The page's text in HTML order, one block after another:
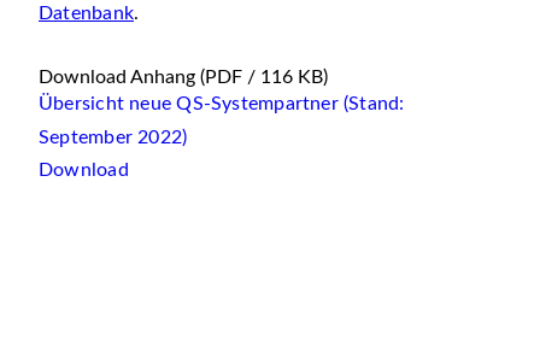
Datenbank.
Download Anhang (PDF / 116 KB)
Übersicht neue QS-Systempartner (Stand:
September 2022)
Download